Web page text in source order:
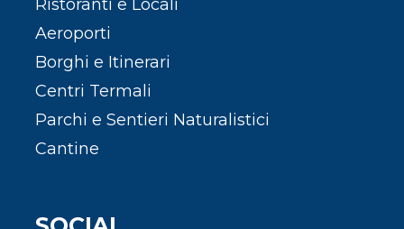
Ristoranti e Locali
Aeroporti
Borghi e Itinerari
Centri Termali
Parchi e Sentieri Naturalistici
Cantine